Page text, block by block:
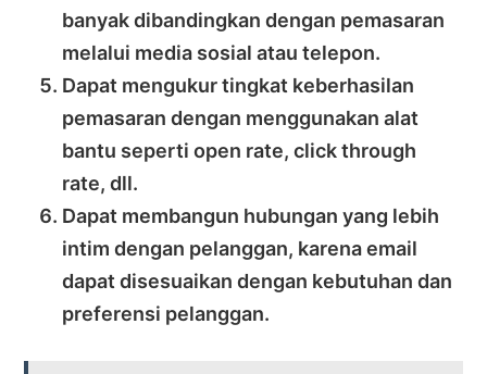
banyak dibandingkan dengan pemasaran
melalui media sosial atau telepon.
Dapat mengukur tingkat keberhasilan
pemasaran dengan menggunakan alat
bantu seperti open rate, click through
rate, dll.
Dapat membangun hubungan yang lebih
intim dengan pelanggan, karena email
dapat disesuaikan dengan kebutuhan dan
preferensi pelanggan.